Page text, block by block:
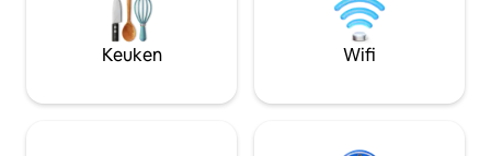
met het luxe bad voor twee personen of
te loungen in het gezellige kingsize bed.
sneeuw in 2023;
geschiedenis!
geskied! Hadden we het al over het
Keuken Wifi